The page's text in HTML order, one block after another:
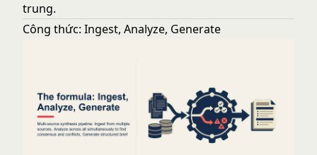
trung.
Công thức: Ingest, Analyze, Generate